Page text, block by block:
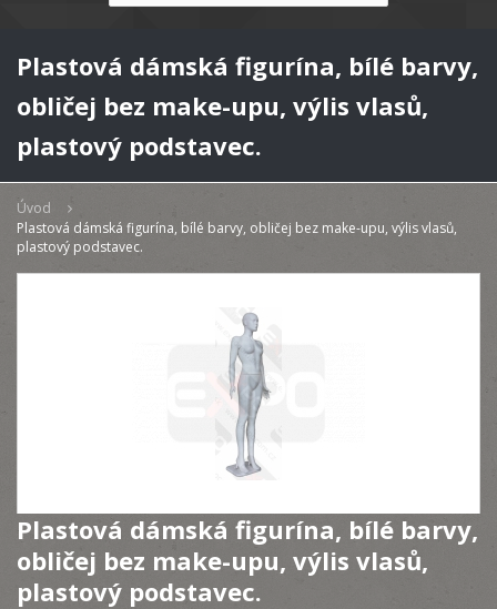
Plastová dámská figurína, bílé barvy,
obličej bez make-upu, výlis vlasů,
plastový podstavec.
Úvod
Plastová dámská figurína, bílé barvy, obličej bez make-upu, výlis vlasů,
plastový podstavec.
Plastová dámská figurína, bílé barvy,
obličej bez make-upu, výlis vlasů,
plastový podstavec.